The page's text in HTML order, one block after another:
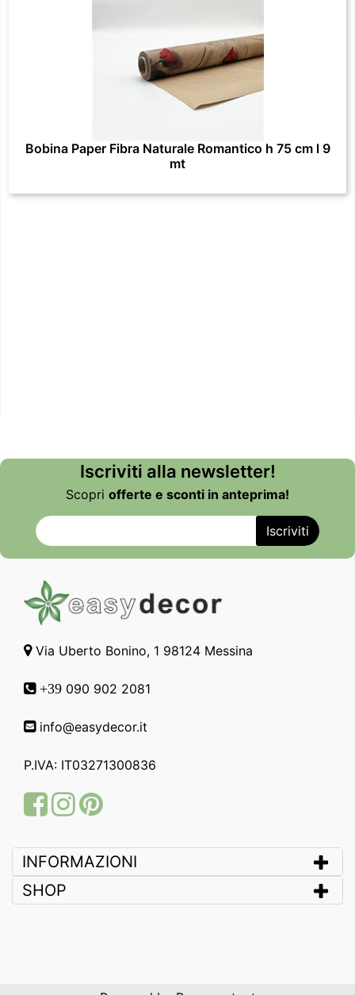
Bobina Paper Fibra Naturale Romantico h 75 cm l 9
mt
Iscriviti alla newsletter!
Scopri offerte e sconti in anteprima!
Via Uberto Bonino, 1 98124 Messina
+39 090 902 2081
info@easydecor.it
P.IVA: IT03271300836
FacebookInstagram
Pinterest
INFORMAZIONI
SHOP